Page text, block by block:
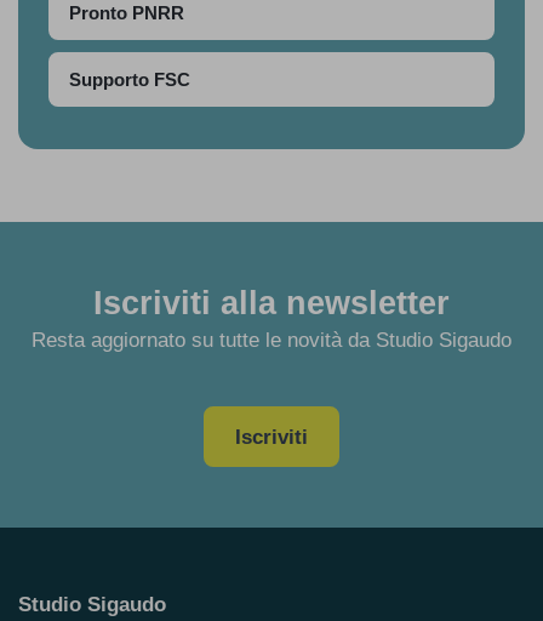
Pronto PNRR
Supporto FSC
Iscriviti alla newsletter
Resta aggiornato su tutte le novità da Studio Sigaudo
Iscriviti
Studio Sigaudo